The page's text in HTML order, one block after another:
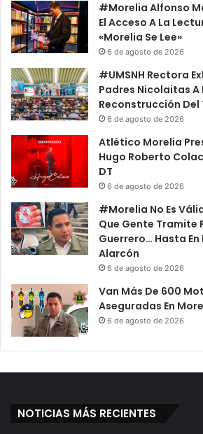
#Morelia Alfonso
El Acceso A La
«Morelia Se Lee»
6 de agosto de 2026
#UMSNH Rectora
Padres Nicolaitas A
Reconstrucción Del
6 de agosto de 2026
Atlético Morelia
Hugo Roberto
DT
6 de agosto de 2026
#Morelia No Es
Que Gente Tramite
Guerrero… Hasta
Alarcón
6 de agosto de 2026
Van Más De 600
Aseguradas En
6 de agosto de 2026
NOTICIAS MÁS RECIENTES